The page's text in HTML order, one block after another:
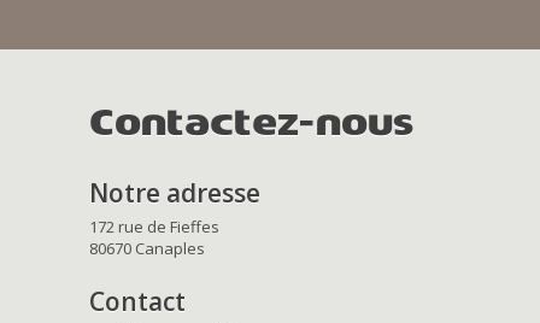
Contactez-nous
Notre adresse
172 rue de Fieffes
80670 Canaples
Contact